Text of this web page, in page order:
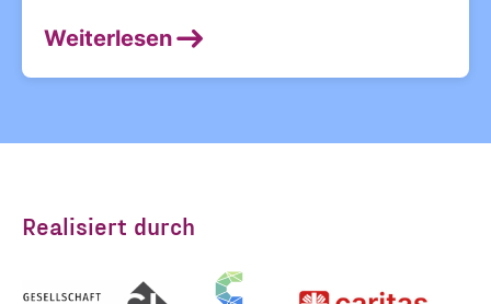
Weiterlesen
Realisiert durch